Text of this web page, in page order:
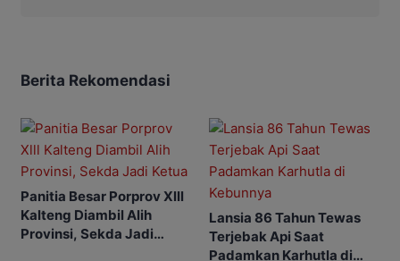
Berita Rekomendasi
Panitia Besar Porprov Xlll
Kalteng Diambil Alih
Provinsi, Sekda Jadi
Lansia 86 Tahun Tewas
Terjebak Api Saat
Padamkan Karhutla di